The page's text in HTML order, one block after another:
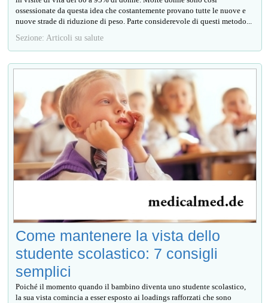
ossessionate da questa idea che costantemente provano tutte le nuove e
nuove strade di riduzione di peso. Parte considerevole di questi metodo...
Sezione: Articoli su salute
Come mantenere la vista dello
studente scolastico: 7 consigli
semplici
Poiché il momento quando il bambino diventa uno studente scolastico,
la sua vista comincia a esser esposto ai loadings rafforzati che sono